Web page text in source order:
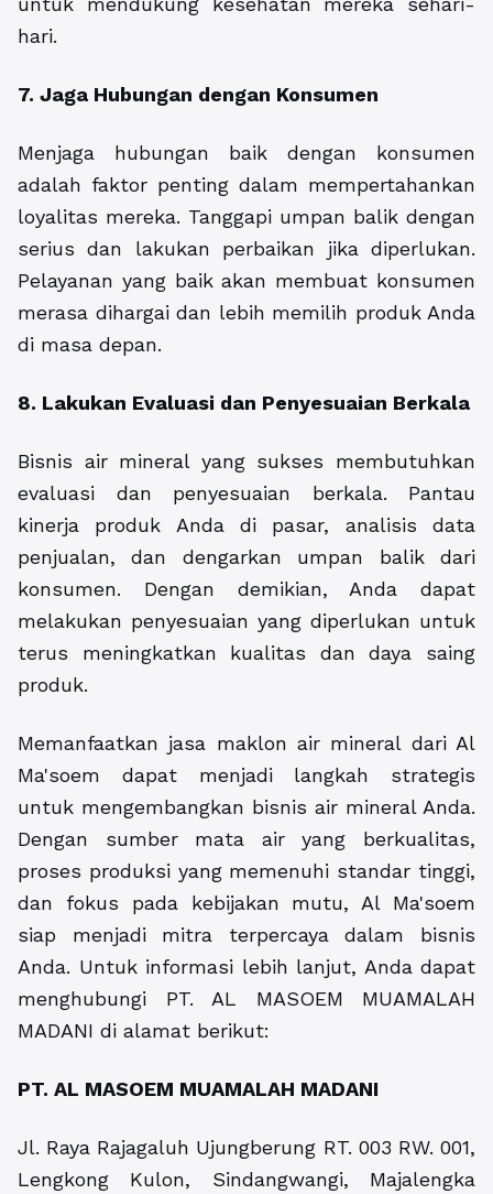
hari.
7. Jaga Hubungan dengan Konsumen
Menjaga hubungan baik dengan konsumen
adalah faktor penting dalam mempertahankan
loyalitas mereka. Tanggapi umpan balik dengan
serius dan lakukan perbaikan jika diperlukan.
Pelayanan yang baik akan membuat konsumen
merasa dihargai dan lebih memilih produk Anda
di masa depan.
8. Lakukan Evaluasi dan Penyesuaian Berkala
Bisnis air mineral yang sukses membutuhkan
evaluasi dan penyesuaian berkala. Pantau
kinerja produk Anda di pasar, analisis data
penjualan, dan dengarkan umpan balik dari
konsumen. Dengan demikian, Anda dapat
melakukan penyesuaian yang diperlukan untuk
terus meningkatkan kualitas dan daya saing
produk.
Memanfaatkan jasa maklon air mineraldari Al
Ma'soem dapat menjadi langkah strategis
untuk mengembangkan bisnis air mineral Anda.
Dengan sumber mata air yang berkualitas,
proses produksi yang memenuhi standar tinggi,
dan fokus pada kebijakan mutu, Al Ma'soem
siap menjadi mitra terpercaya dalam bisnis
Anda. Untuk informasi lebih lanjut, Anda dapat
menghubungi PT. AL MASOEM MUAMALAH
MADANI di alamat berikut:
PT. AL MASOEM MUAMALAH MADANI
Jl. Raya Rajagaluh Ujungberung RT. 003 RW. 001,
Lengkong Kulon, Sindangwangi, Majalengka